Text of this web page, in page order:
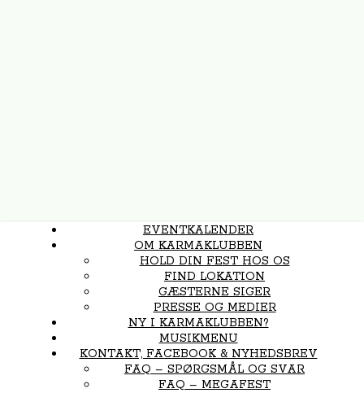
EVENTKALENDER
OM KARMAKLUBBEN
HOLD DIN FEST HOS OS
FIND LOKATION
GÆSTERNE SIGER
PRESSE OG MEDIER
NY I KARMAKLUBBEN?
MUSIKMENU
KONTAKT, FACEBOOK & NYHEDSBREV
FAQ – SPØRGSMÅL OG SVAR
FAQ – MEGAFEST